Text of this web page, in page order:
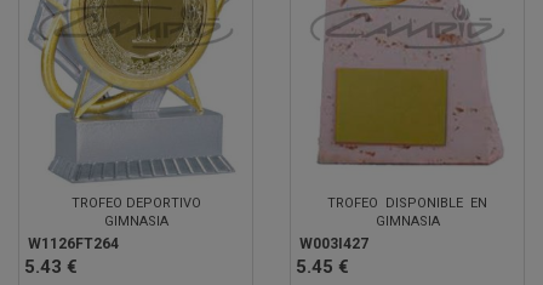
TROFEO DEPORTIVO
GIMNASIA
W1126FT264
5.43 €
TROFEO DISPONIBLE EN
GIMNASIA
W003I427
5.45 €